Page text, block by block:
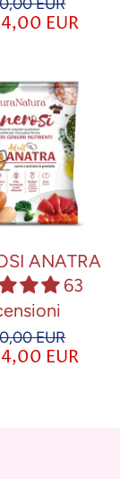
EUR
ANATRA
63
EUR
EUR